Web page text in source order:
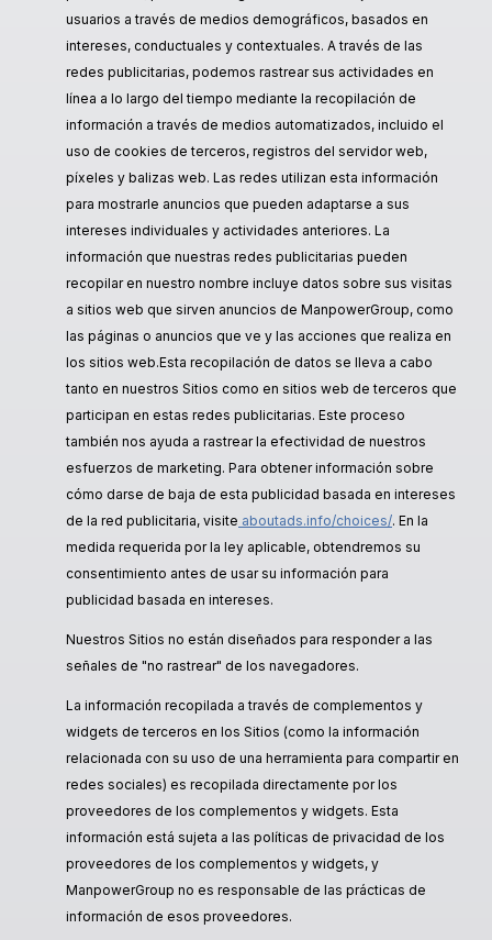
usuarios a través de medios demográficos, basados en
intereses, conductuales y contextuales. A través de las
redes publicitarias, podemos rastrear sus actividades en
línea a lo largo del tiempo mediante la recopilación de
información a través de medios automatizados, incluido el
uso de cookies de terceros, registros del servidor web,
píxeles y balizas web. Las redes utilizan esta información
para mostrarle anuncios que pueden adaptarse a sus
intereses individuales y actividades anteriores. La
información que nuestras redes publicitarias pueden
recopilar en nuestro nombre incluye datos sobre sus visitas
a sitios web que sirven anuncios de ManpowerGroup, como
las páginas o anuncios que ve y las acciones que realiza en
los sitios web.Esta recopilación de datos se lleva a cabo
tanto en nuestros Sitios como en sitios web de terceros que
participan en estas redes publicitarias. Este proceso
también nos ayuda a rastrear la efectividad de nuestros
esfuerzos de marketing. Para obtener información sobre
cómo darse de baja de esta publicidad basada en intereses
de la red publicitaria, visite aboutads.info/choices/. En la
medida requerida por la ley aplicable, obtendremos su
consentimiento antes de usar su información para
publicidad basada en intereses.
Nuestros Sitios no están diseñados para responder a las
señales de "no rastrear" de los navegadores.
La información recopilada a través de complementos y
widgets de terceros en los Sitios (como la información
relacionada con su uso de una herramienta para compartir en
redes sociales) es recopilada directamente por los
proveedores de los complementos y widgets. Esta
información está sujeta a las políticas de privacidad de los
proveedores de los complementos y widgets, y
ManpowerGroup no es responsable de las prácticas de
información de esos proveedores.